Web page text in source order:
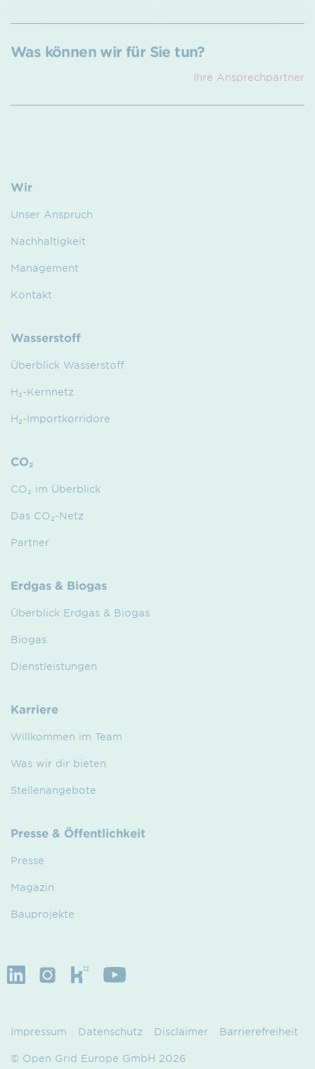
Was können wir für Sie tun?
Ihre Ansprech­partner
Wir
Unser Anspruch
Nachhaltigkeit
Management
Kontakt
Wasserstoff
Überblick Wasserstoff
H₂-Kernnetz
H₂-Importkorridore
CO₂
CO₂ im Überblick
Das CO₂-Netz
Partner
Erdgas & Biogas
Überblick Erdgas & Biogas
Biogas
Dienstleistungen
Karriere
Willkommen im Team
Was wir dir bieten
Stellenangebote
Presse & Öffentlichkeit
Presse
Magazin
Bauprojekte
Impressum Datenschutz Disclaimer Barrierefreiheit
© Open Grid Europe GmbH 2026